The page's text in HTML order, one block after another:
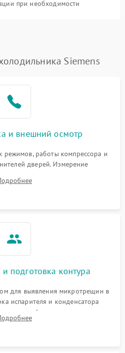
при необходимости
Siemens
и внешний осмотр
режимов, работы компрессора и
дверей. Измерение
мотора, проверка термостата и
с электронного дисплея.
подготовка контура
для выявления микротрещин в
испарителя и конденсатора
старого фильтра-осушителя и
для устранения засоров.